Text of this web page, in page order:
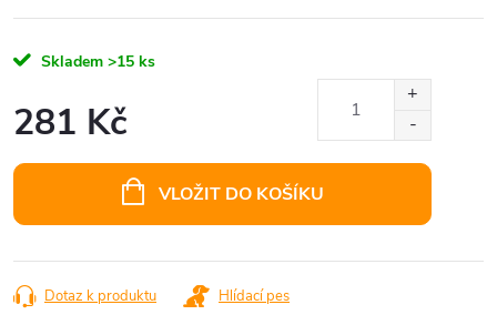
Skladem >15 ks
281 Kč
VLOŽIT DO KOŠÍKU
Dotaz k produktu Hlídací pes